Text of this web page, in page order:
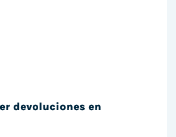
devoluciones en